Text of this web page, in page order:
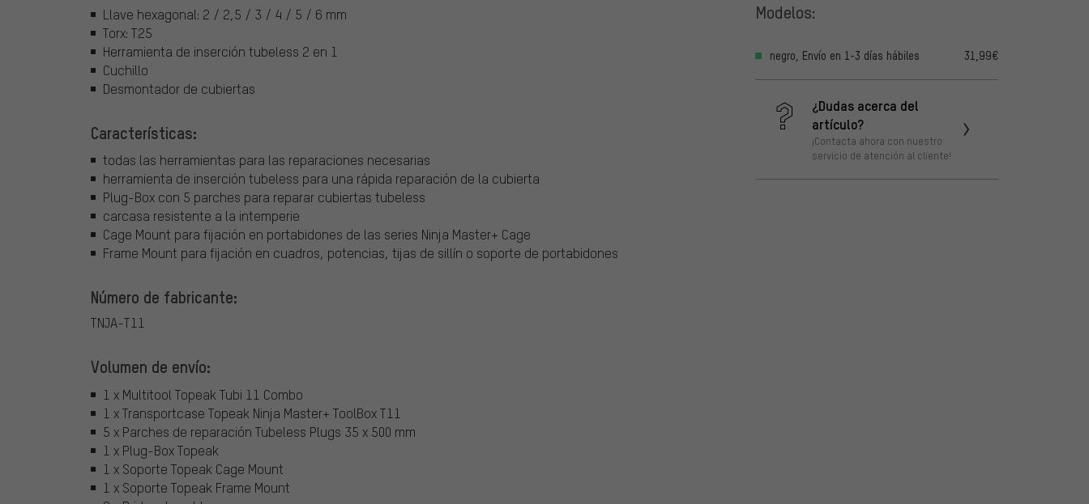
Llave hexagonal: 2 / 2,5 / 3 / 4 / 5 / 6 mm
Torx: T25
Herramienta de inserción tubeless 2 en 1
Cuchillo
Desmontador de cubiertas
Características:
todas las herramientas para las reparaciones necesarias
herramienta de inserción tubeless para una rápida reparación de la cubierta
Plug-Box con 5 parches para reparar cubiertas tubeless
carcasa resistente a la intemperie
Cage Mount para fijación en portabidones de las series Ninja Master+ Cage
Frame Mount para fijación en cuadros, potencias, tijas de sillín o soporte de portabidones
Número de fabricante:
TNJA-T11
Volumen de envío:
1 x Multitool Topeak Tubi 11 Combo
1 x Transportcase Topeak Ninja Master+ ToolBox T11
5 x Parches de reparación Tubeless Plugs 35 x 500 mm
1 x Plug-Box Topeak
1 x Soporte Topeak Cage Mount
1 x Soporte Topeak Frame Mount
Modelos:
negro, Envío en 1-3 días hábiles 31,99€
¿Dudas acerca del
artículo?
¡Contacta ahora con nuestro
servicio de atención al cliente!